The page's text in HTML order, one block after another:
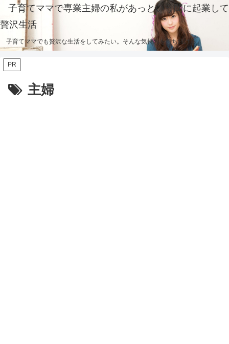
子育てママで専業主婦の私があっという間に起業して
贅沢生活
子育てママでも贅沢な生活をしてみたい。そんな気持ちを持ち続ける。
PR
主婦